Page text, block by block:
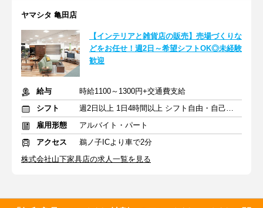
ヤマシタ 亀田店
【インテリアと雑貨店の販売】売場づくりな
どをお任せ！週2日～希望シフトOK◎未経験
歓迎
給与
時給1100～1300円+交通費支給
シフト
週2日以上 1日4時間以上 シフト自由・自己申告
雇用形態
アルバイト・パート
アクセス
鵜ノ子ICより車で2分
株式会社山下家具店の求人一覧を見る